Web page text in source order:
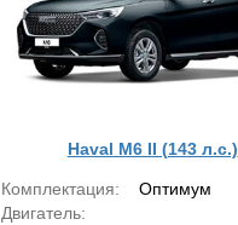
Haval M6 II (143 л.с.)
Комплектация:
Оптимум
Двигатель: